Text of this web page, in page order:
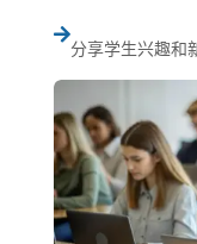

分享学生兴趣和